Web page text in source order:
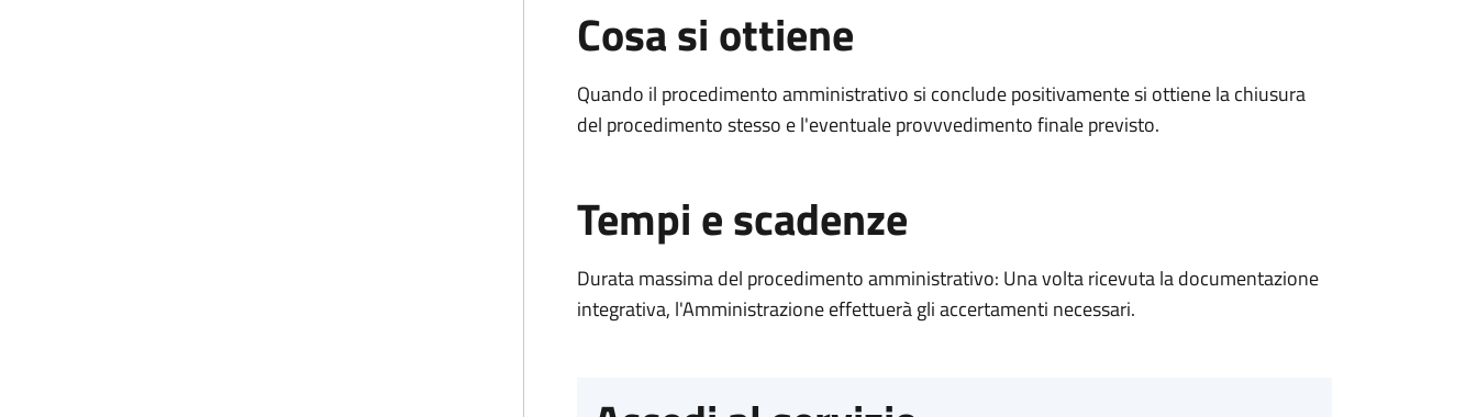
Cosa si ottiene
Quando il procedimento amministrativo si conclude positivamente si ottiene la chiusura
del procedimento stesso e l'eventuale provvvedimento finale previsto.
Tempi e scadenze
Durata massima del procedimento amministrativo: Una volta ricevuta la documentazione
integrativa, l'Amministrazione effettuerà gli accertamenti necessari.